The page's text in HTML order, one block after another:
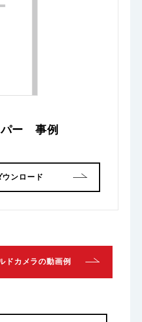
パー 事例
ウンロード
ドカメラの動画例